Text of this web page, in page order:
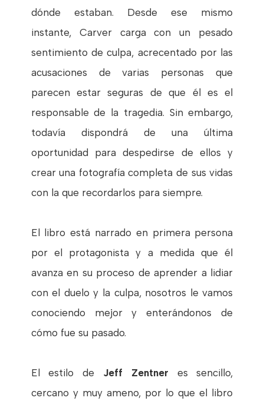
dónde estaban. Desde ese mismo
instante, Carver carga con un pesado
sentimiento de culpa, acrecentado por las
acusaciones de varias personas que
parecen estar seguras de que él es el
responsable de la tragedia. Sin embargo,
todavía dispondrá de una última
oportunidad para despedirse de ellos y
crear una fotografía completa de sus vidas
con la que recordarlos para siempre.
El libro está narrado en primera persona
por el protagonista y a medida que él
avanza en su proceso de aprender a lidiar
con el duelo y la culpa, nosotros le vamos
conociendo mejor y enterándonos de
cómo fue su pasado.
El estilo de Jeff Zentner es sencillo,
cercano y muy ameno, por lo que el libro